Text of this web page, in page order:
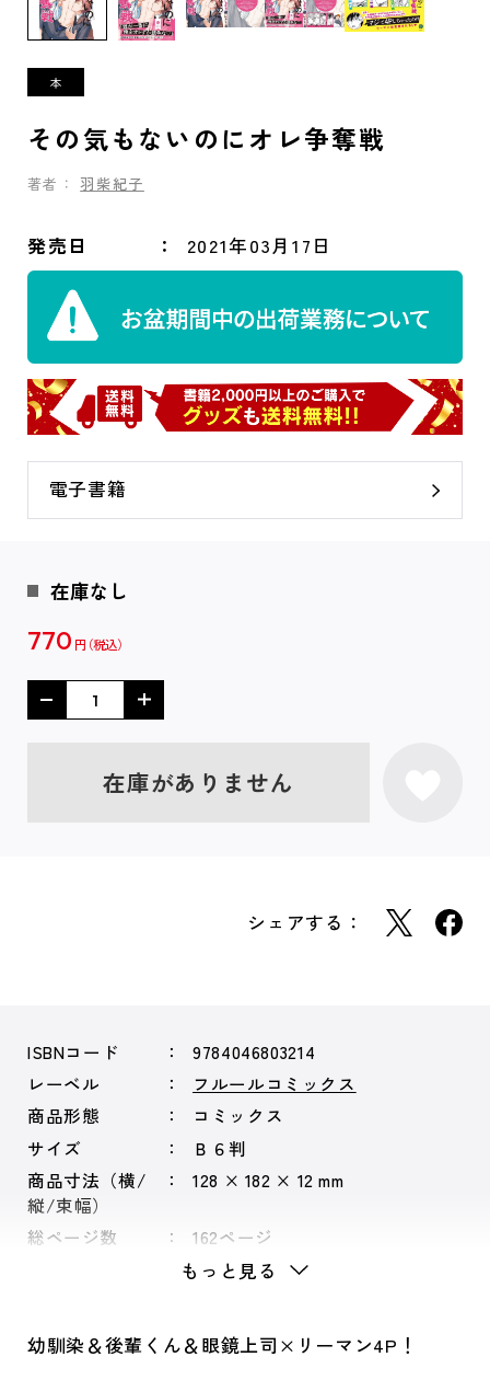
その気もないのにオレ争奪戦
著者： 羽柴紀子
発売日 2021年03月17日
電子書籍
在庫なし
770 円
在庫がありません
シェアする：
ISBNコード
9784046803214
レーベル
フルールコミックス
商品形態
コミックス
サイズ
Ｂ６判
商品寸法（横/
縦/束幅）
128 × 182 × 12 mm
総ページ数 162ページ
もっと見る
幼馴染＆後輩くん＆眼鏡上司×リーマン4P！